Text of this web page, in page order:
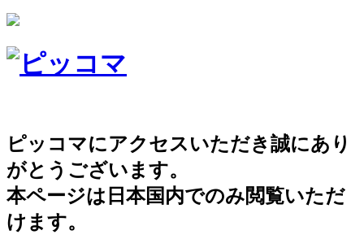
ピッコマにアクセスいただき誠にあり
がとうございます。
本ページは日本国内でのみ閲覧いただ
けます。